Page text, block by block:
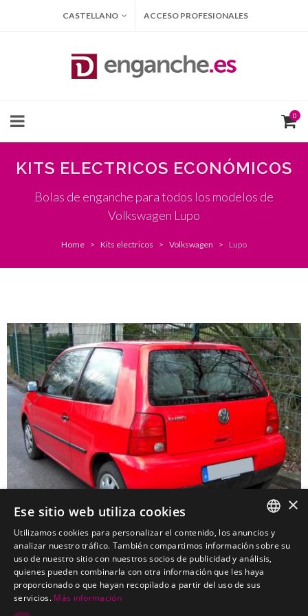
CASTELLANO ACCESO PROFESIONALES
0
KITS ELECTRICOS ECONÓMICOS
Bolas de enganche para todos los modelos de
Volkswagen Lupo
Home Kits electricos Volkswagen Lupo
VOLKSWAGEN Lupo Turismo
Kits electricos económicos para VOLKSWAGEN Lupo Turismo
SPANISH
PORTUGUESE
×
Ese sitio web utiliza cookies
Utilizamos cookies para personalizar el contenido, los anuncios y
analizar nuestro tráfico. También compartimos información sobre su
uso de nuestro sitio con nuestros socios de publicidad y análisis,
quienes pueden combinarla con otra información que les haya
proporcionado o que hayan recopilado a partir del uso de sus
servicios. Más información